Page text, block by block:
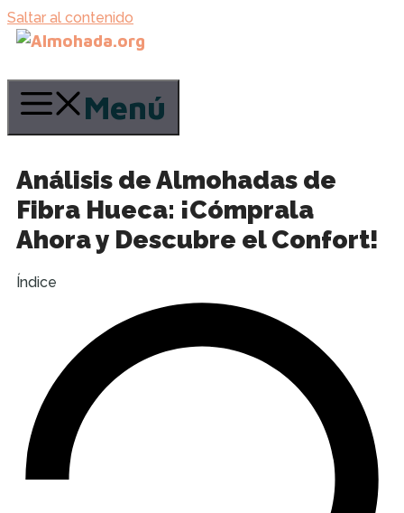
Saltar al contenido
Menú
Análisis de Almohadas de
Fibra Hueca: ¡Cómprala
Ahora y Descubre el Confort!
Índice